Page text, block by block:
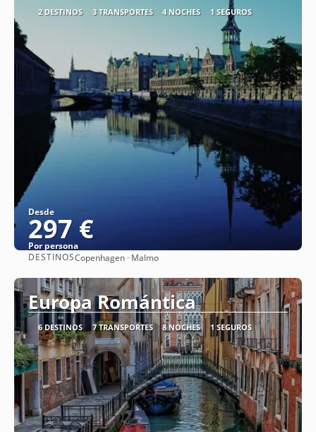
2 DESTINOS 3 TRANSPORTES 4 NOCHES 1 SEGUROS
Desde
297 €
Por persona
Ver
DESTINOSCopenhagen · Malmo
Europa Romántica
6 DESTINOS 7 TRANSPORTES 8 NOCHES 1 SEGUROS